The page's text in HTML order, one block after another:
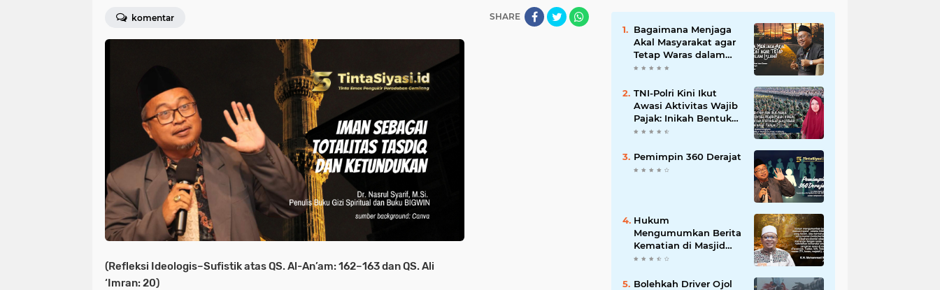
komentar SHARE
(Refleksi Ideologis–Sufistik atas QS. Al-An’am: 162–163 dan QS. Ali
‘Imran: 20)
Bagaimana Menjaga
Akal Masyarakat agar
Tetap Waras dalam
Islam?
TNI-Polri Kini Ikut
Awasi Aktivitas Wajib
Pajak: Inikah Bentuk
Intimidasi yang Makin
Pemimpin 360 Derajat
Hukum
Mengumumkan Berita
Kematian di Masjid
dan Medsos
Bolehkah Driver Ojol